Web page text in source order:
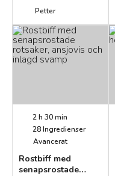
Petter
2 h 30 min
28Ingredienser
Avancerat
Rostbiff med
senapsrostade